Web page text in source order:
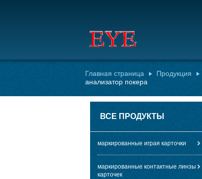
Главная страница Продукция
анализатор покера
ВСЕ ПРОДУКТЫ
маркированные играя карточки
маркированные контактные линзы
карточек